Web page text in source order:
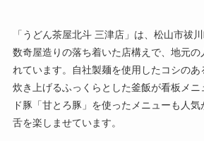
「うどん茶屋北斗 三津店」は、松山市祓
数奇屋造りの落ち着いた店構えで、地元の
れています。自社製麺を使用したコシのあ
炊き上げるふっくらとした釜飯が看板メ
ド豚「甘とろ豚」を使ったメニューも人
舌を楽しませています。